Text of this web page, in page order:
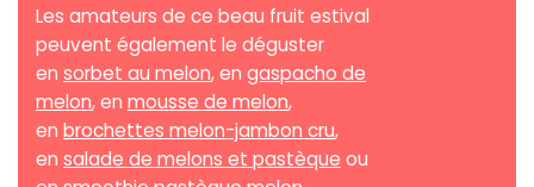
Les amateurs de ce beau fruit estival
peuvent également le déguster
en sorbet au melon, en gaspacho de
melon, en mousse de melon,
en brochettes melon-jambon cru,
en salade de melons et pastèque ou